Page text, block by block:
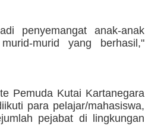
penyemangat anak-anak
murid yang berhasil,"
Pemuda Kutai Kartanegara
para pelajar/mahasiswa,
pejabat di lingkungan